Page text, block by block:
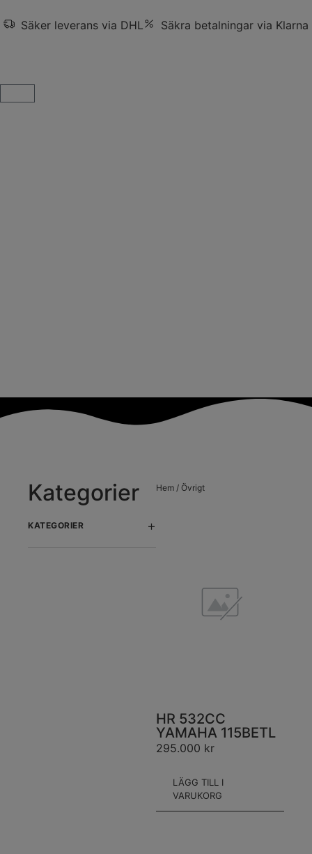
Säker leverans via DHL Säkra betalningar via Klarna
Kategorier
KATEGORIER +
Hem / Övrigt
HR 532CC
YAMAHA 115BETL
295.000 kr
LÄGG TILL I
VARUKORG